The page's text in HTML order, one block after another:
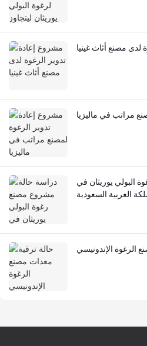
لدى مصنع أثاث غينيا
مراتب في ماليزيا
البولي يوريثان في
العربية السعودية
الرغوة الإندونيسي